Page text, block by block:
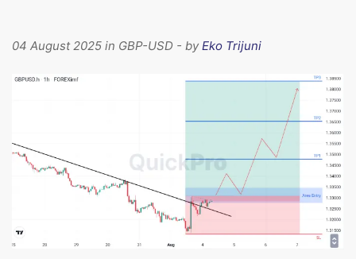
04 August 2025 in GBP-USD - byEko Trijuni